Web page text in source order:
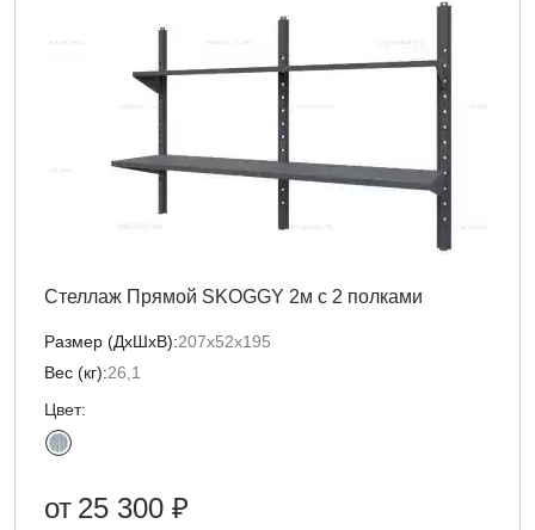
Стеллаж Прямой SKOGGY 2м с 2 полками
Размер (ДxШxВ):207х52х195
Вес (кг):26,1
Цвет:
от 25 300 ₽